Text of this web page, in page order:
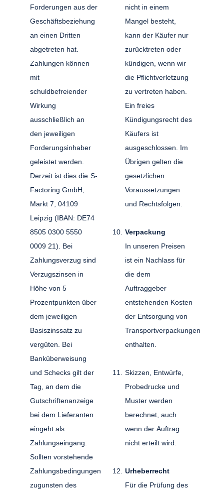
Forderungen aus der
Geschäftsbeziehung
an einen Dritten
abgetreten hat.
Zahlungen können
mit
schuldbefreiender
Wirkung
ausschließlich an
den jeweiligen
Forderungsinhaber
geleistet werden.
Derzeit ist dies die S-
Factoring GmbH,
Markt 7, 04109
Leipzig (IBAN: DE74
8505 0300 5550
0009 21). Bei
Zahlungsverzug sind
Verzugszinsen in
Höhe von 5
Prozentpunkten über
dem jeweiligen
Basiszinssatz zu
vergüten. Bei
Banküberweisung
und Schecks gilt der
Tag, an dem die
Gutschriftenanzeige
bei dem Lieferanten
eingeht als
Zahlungseingang.
Sollten vorstehende
Zahlungsbedingungen
zugunsten des
nicht in einem
Mangel besteht,
kann der Käufer nur
zurücktreten oder
kündigen, wenn wir
die Pflichtverletzung
zu vertreten haben.
Ein freies
Kündigungsrecht des
Käufers ist
ausgeschlossen. Im
Übrigen gelten die
gesetzlichen
Voraussetzungen
und Rechtsfolgen.
Verpackung
In unseren Preisen
ist ein Nachlass für
die dem
Auftraggeber
entstehenden Kosten
der Entsorgung von
Transportverpackungen
enthalten.
Skizzen, Entwürfe,
Probedrucke und
Muster werden
berechnet, auch
wenn der Auftrag
nicht erteilt wird.
Urheberrecht
Für die Prüfung des